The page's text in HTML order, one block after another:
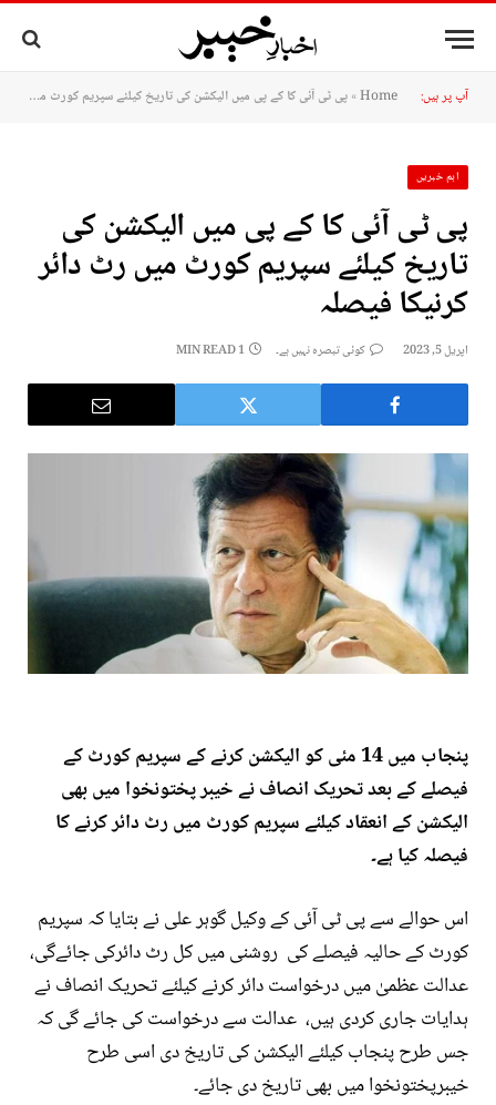
آپ پر ہیں: Home
»پی ٹی آئی کا کے پی میں الیکشن کی تاریخ کیلئے سپریم کورٹ میں رٹ دائر کرنیکا فیصلہ
اہم خبریں
پی ٹی آئی کا کے پی میں الیکشن کی
تاریخ کیلئے سپریم کورٹ میں رٹ دائر
کرنیکا فیصلہ
اپریل 5, 2023 کوئی تبصرہ نہیں ہے۔ 1 MIN READ
پنجاب میں 14 مئی کو الیکشن کرنے کے سپریم کورٹ کے
فیصلے کے بعد تحریک انصاف نے خیبر پختونخوا میں بھی
الیکشن کے انعقاد کیلئے سپریم کورٹ میں رٹ دائر کرنے کا
فیصلہ کیا ہے۔
اس حوالے سے پی ٹی آئی کے وکیل گوہر علی نے بتایا کہ سپریم
کورٹ کے حالیہ فیصلے کی روشنی میں کل رٹ دائرکی جائےگی،
عدالت عظمیٰ میں درخواست دائر کرنے کیلئے تحریک انصاف نے
ہدایات جاری کردی ہیں، عدالت سے درخواست کی جائے گی کہ
جس طرح پنجاب کیلئے الیکشن کی تاریخ دی اسی طرح
خیبرپختونخوا میں بھی تاریخ دی جائے۔